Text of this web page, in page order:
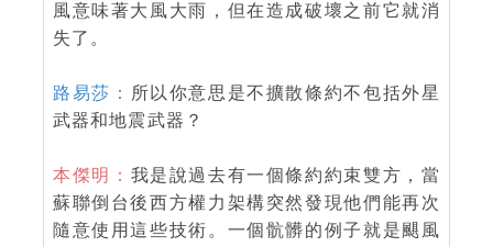
風意味著大風大雨，但在造成破壞之前它就消
失了。
路易莎：
所以你意思是不擴散條約不包括外星
武器和地震武器？
本傑明： 我是說過去有一個條約約束雙方，當
蘇聯倒台後西方權力架構突然發現他們能再次
隨意使用這些技術。一個骯髒的例子就是颶風